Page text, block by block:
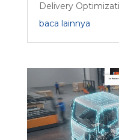
Delivery
baca lainnya